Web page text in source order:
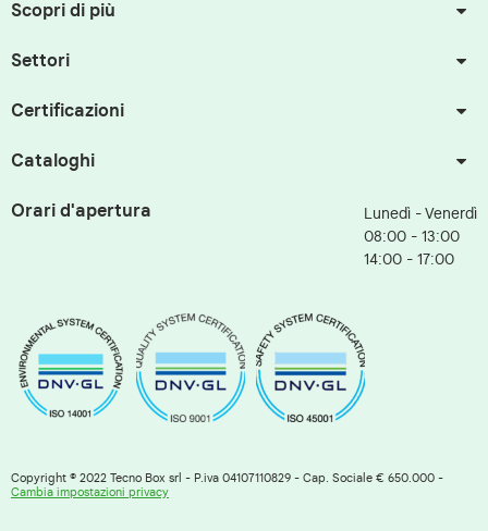
Scopri di più
Settori
Certificazioni
Cataloghi
Orari d'apertura
Lunedì - Venerdì
08:00 - 13:00
14:00 - 17:00
Copyright © 2022 Tecno Box srl - P.iva 04107110829 - Cap. Sociale € 650.000 -
Cambia impostazioni privacy